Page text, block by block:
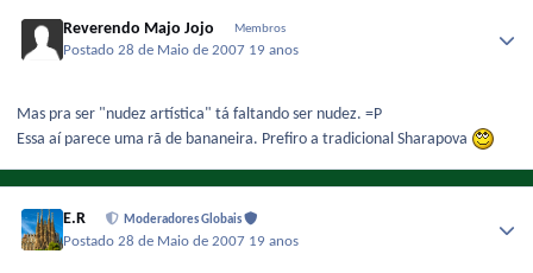
Reverendo Majo Jojo Membros
Postado28 de Maio de 2007 19 anos
Mas pra ser "nudez artística" tá faltando ser nudez. =P
Essa aí parece uma rã de bananeira. Prefiro a tradicional Sharapova
E.R Moderadores Globais
Postado28 de Maio de 2007 19 anos